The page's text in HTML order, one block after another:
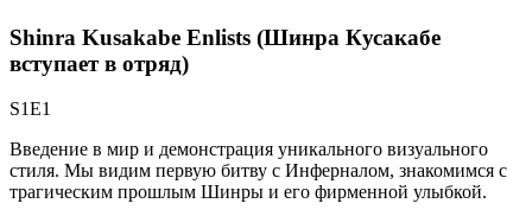
Shinra Kusakabe Enlists (Шинра Кусакабе
вступает в отряд)
S1E1
Введение в мир и демонстрация уникального визуального
стиля. Мы видим первую битву с Инферналом, знакомимся с
трагическим прошлым Шинры и его фирменной улыбкой.